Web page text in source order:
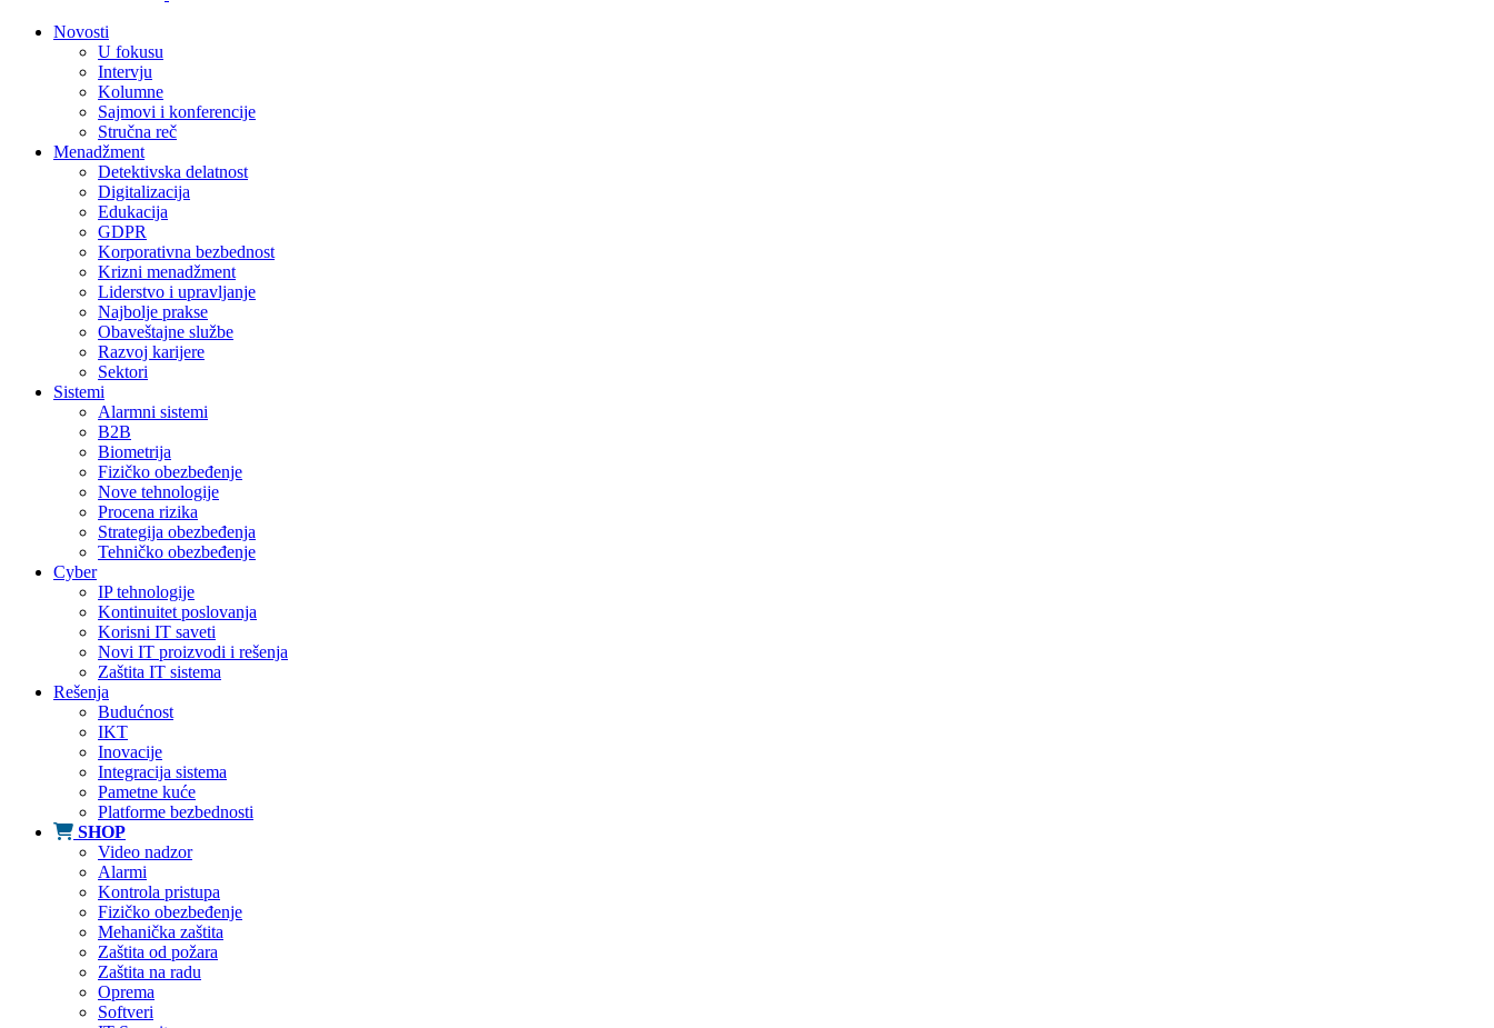
Novosti
U fokusu
Intervju
Kolumne
Sajmovi i konferencije
Stručna reč
Menadžment
Detektivska delatnost
Digitalizacija
Edukacija
GDPR
Korporativna bezbednost
Krizni menadžment
Liderstvo i upravljanje
Najbolje prakse
Obaveštajne službe
Razvoj karijere
Sektori
Sistemi
Alarmni sistemi
B2B
Biometrija
Fizičko obezbeđenje
Nove tehnologije
Procena rizika
Strategija obezbeđenja
Tehničko obezbeđenje
Cyber
IP tehnologije
Kontinuitet poslovanja
Korisni IT saveti
Novi IT proizvodi i rešenja
Zaštita IT sistema
Rešenja
Budućnost
IKT
Inovacije
Integracija sistema
Pametne kuće
Platforme bezbednosti
SHOP
Video nadzor
Alarmi
Kontrola pristupa
Fizičko obezbeđenje
Mehanička zaštita
Zaštita od požara
Zaštita na radu
Oprema
Softveri